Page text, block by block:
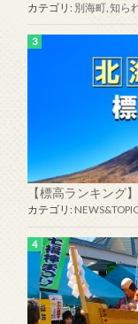
カテゴリ: 別海町 知ら
【標高ランキン
カテゴリ: